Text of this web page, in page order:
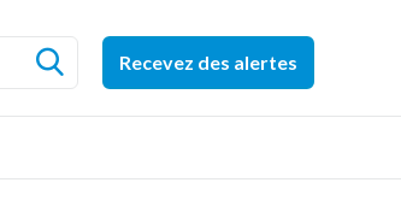
Recevez des alertes